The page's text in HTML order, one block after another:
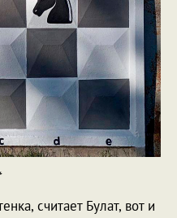
считает Булат, вот и